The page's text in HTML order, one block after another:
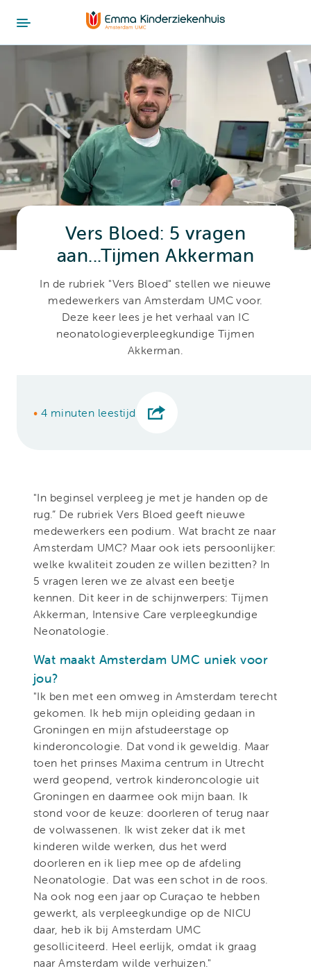
Vers Bloed: 5 vragen
aan...Tijmen Akkerman
In de rubriek "Vers Bloed" stellen we nieuwe
medewerkers van Amsterdam UMC voor.
Deze keer lees je het verhaal van IC
neonatologieverpleegkundige Tijmen
Akkerman.
• 4 minuten leestijd
"In beginsel verpleeg je met je handen op de
rug.” De rubriek Vers Bloed geeft nieuwe
medewerkers een podium. Wat bracht ze naar
Amsterdam UMC? Maar ook iets persoonlijker:
welke kwaliteit zouden ze willen bezitten? In
5 vragen leren we ze alvast een beetje
kennen. Dit keer in de schijnwerpers: Tijmen
Akkerman, Intensive Care verpleegkundige
Neonatologie.
Wat maakt Amsterdam UMC uniek voor
jou?
"Ik ben met een omweg in Amsterdam terecht
gekomen. Ik heb mijn opleiding gedaan in
Groningen en mijn afstudeerstage op
kinderoncologie. Dat vond ik geweldig. Maar
toen het prinses Maxima centrum in Utrecht
werd geopend, vertrok kinderoncologie uit
Groningen en daarmee ook mijn baan. Ik
stond voor de keuze: doorleren of terug naar
de volwassenen. Ik wist zeker dat ik met
kinderen wilde werken, dus het werd
doorleren en ik liep mee op de afdeling
Neonatologie. Dat was een schot in de roos.
Na ook nog een jaar op Curaçao te hebben
gewerkt, als verpleegkundige op de NICU
daar, heb ik bij Amsterdam UMC
gesolliciteerd. Heel eerlijk, omdat ik graag
naar Amsterdam wilde verhuizen."